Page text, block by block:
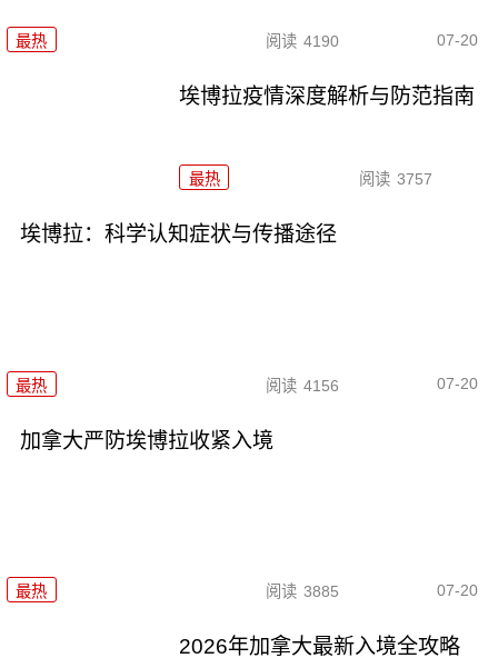
最热 阅读 4190 07-20
埃博拉疫情深度解析与防范指南
最热 阅读 3757
埃博拉：科学认知症状与传播途径
最热 阅读 4156 07-20
加拿大严防埃博拉收紧入境
最热 阅读 3885 07-20
2026年加拿大最新入境全攻略